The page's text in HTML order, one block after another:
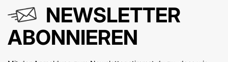
NEWSLETTER
ABONNIEREN